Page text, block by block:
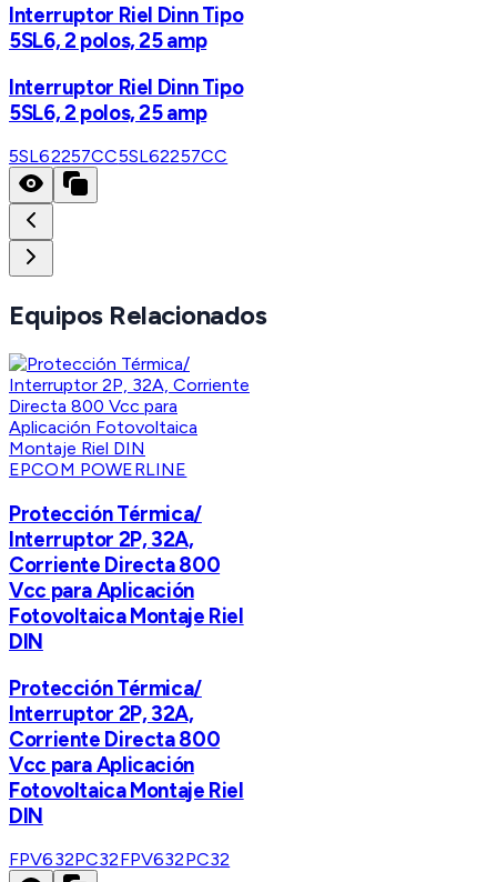
Interruptor Riel Dinn Tipo
5SL6, 2 polos, 25 amp
Interruptor Riel Dinn Tipo
5SL6, 2 polos, 25 amp
5SL62257CC5SL62257CC
Equipos Relacionados
EPCOM POWERLINE
Protección Térmica/
Interruptor 2P, 32A,
Corriente Directa 800
Vcc para Aplicación
Fotovoltaica Montaje Riel
DIN
Protección Térmica/
Interruptor 2P, 32A,
Corriente Directa 800
Vcc para Aplicación
Fotovoltaica Montaje Riel
DIN
FPV632PC32FPV632PC32